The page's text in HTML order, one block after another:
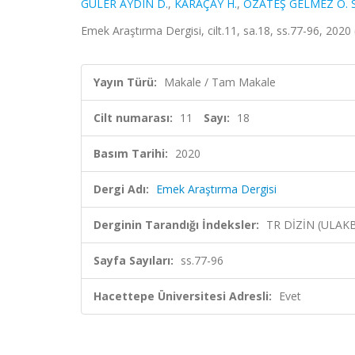
GÜLER AYDIN D., KARAÇAY H., ÖZATEŞ GELMEZ Ö.
Emek Araştırma Dergisi, cilt.11, sa.18, ss.77-96, 2020
Yayın Türü: Makale / Tam Makale
Cilt numarası: 11 Sayı: 18
Basım Tarihi: 2020
Dergi Adı: Emek Araştırma Dergisi
Derginin Tarandığı İndeksler: TR DİZİN
Sayfa Sayıları: ss.77-96
Hacettepe Üniversitesi Adresli: Evet